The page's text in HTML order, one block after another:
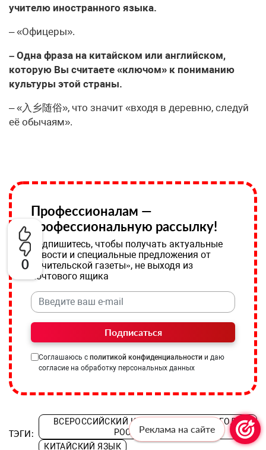
0
учителю иностранного языка.
– «Офицеры».
– Одна фраза на китайском или английском,
которую Вы считаете «ключом» к пониманию
культуры этой страны.
– «入乡随俗», что значит «входя в деревню, следуй
её обычаям».
Профессионалам —
профессиональную рассылку!
Подпишитесь, чтобы получать актуальные
новости и специальные предложения от
«Учительской газеты», не выходя из
почтового ящика
Подписаться
Соглашаюсь с политикой конфиденциальности и даю
согласие на обработку персональных данных
ТЭГИ:
ВСЕРОССИЙСКИЙ КОНКУРС «УЧИТЕЛЬ ГОДА
РОССИИ – 2025»
КИТАЙСКИЙ ЯЗЫК
Реклама на сайте